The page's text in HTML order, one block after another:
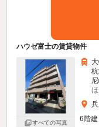
ハウゼ富士の賃貸物件
すべての写真
ほ
6階建